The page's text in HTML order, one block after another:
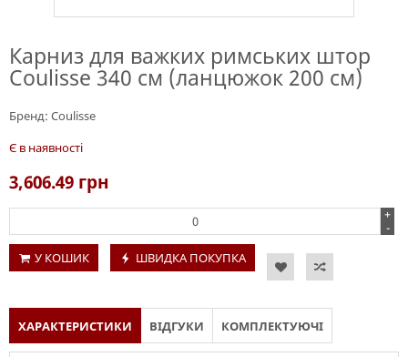
Карниз для важких римських штор
Coulisse 340 см (ланцюжок 200 см)
Бренд: Coulisse
Є в наявності
3,606.49 грн
+
-
У КОШИК
ШВИДКА ПОКУПКА
ХАРАКТЕРИСТИКИ ВІДГУКИ КОМПЛЕКТУЮЧІ